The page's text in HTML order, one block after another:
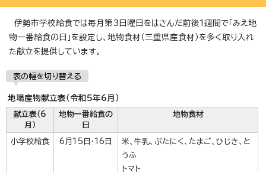
伊勢市学校給食では毎月第3日曜日をはさんだ前後1週間で「みえ地
物一番給食の日」を設定し、地物食材（三重県産食材）を多く取り入れ
た献立を提供しています。
表の幅を切り替える
地場産物献立表（令和5年6月）
献立表（6
月）
地物一番給食の
日
地物食材
小学校給食 6月15日・16日
米、牛乳、ぶたにく、たまご、ひじき、と
うふ
トマト